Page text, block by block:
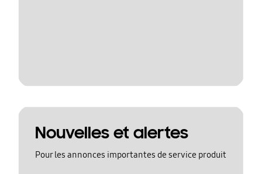
Nouvelles et alertes
Pour les annonces importantes de service produit